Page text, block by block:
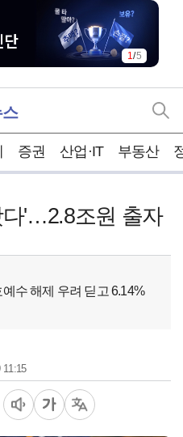
1/5
증권 산업·IT 부동산
다'…2.8조원 출자
수 해제 우려 딛고 6.14%
11:15